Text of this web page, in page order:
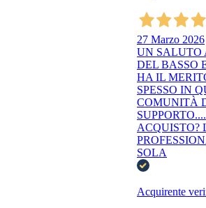
27 Marzo 2026
UN SALUTO
DEL BASSO
HA IL
SPESSO IN
COMUNITÀ
ACQUISTO?
SOLA
Acquirente